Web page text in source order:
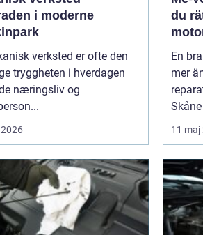
i moderne
verksted er ofte den
tryggheten i hverdagen
næringsliv og
du
En
mer
11 maj